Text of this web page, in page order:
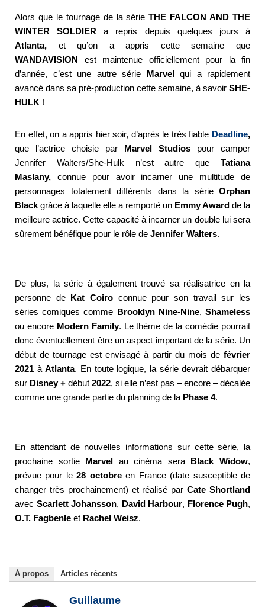
Alors que le tournage de la sérieTHE FALCON AND THE
WINTER SOLDIER a repris depuis quelques jours à
Atlanta, et qu’on a appris cette semaine que
WANDAVISION est maintenue officiellement pour la fin
d’année, c’est une autre série Marvelqui a rapidement
avancé dans sa pré-production cette semaine, à savoir SHE-
HULK !
En effet, on a appris hier soir, d’après le très fiable Deadline,
que l’actrice choisie par Marvel Studios pour camper
Jennifer Walters/She-Hulk n’est autre que Tatiana
Maslany, connue pour avoir incarner une multitude de
personnages totalement différents dans la série Orphan
Black grâce à laquelle elle a remporté un Emmy Award de la
meilleure actrice. Cette capacité à incarner un double lui sera
sûrement bénéfique pour le rôle de Jennifer Walters.
De plus, la série à également trouvé sa réalisatrice en la
personne de Kat Coiro connue pour son travail sur les
séries comiques comme Brooklyn Nine-Nine,Shameless
ou encore Modern Family. Le thème de la comédie pourrait
donc éventuellement être un aspect important de la série. Un
début de tournage est envisagé à partir du mois de février
2021 àAtlanta. En toute logique, la série devrait débarquer
sur Disney + début 2022, si elle n’est pas – encore – décalée
comme une grande partie du planning de la Phase 4.
En attendant de nouvelles informations sur cette série, la
prochaine sortie Marvel au cinéma sera Black Widow,
prévue pour le28 octobreen France (date susceptible de
changer très prochainement) et réalisé parCate Shortland
avec Scarlett Johansson, David Harbour, Florence Pugh,
O.T. Fagbenle et Rachel Weisz.
À propos Articles récents
Guillaume